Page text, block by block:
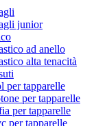
junior
ad anello
alta tenacità
per tapparelle
per tapparelle
per tapparelle
per tapparelle